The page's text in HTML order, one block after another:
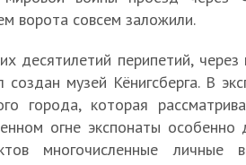
ворота совсем заложили.
десятилетий перипетий,
создан музей Кёнигсберга. В
города, которая
огне экспонаты
многочисленные личные